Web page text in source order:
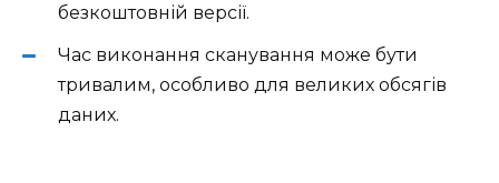
безкоштовній версії.
Час виконання сканування може бути
тривалим, особливо для великих обсягів
даних.